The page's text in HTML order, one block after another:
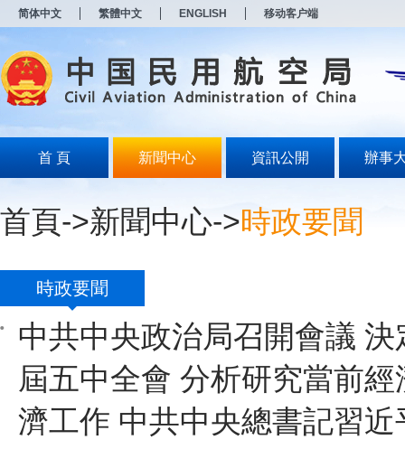
简体中文 繁體中文 ENGLISH 移动客户端
首 頁 新聞中心 資訊公開 辦事
首頁->新聞中心->時政要聞
時政要聞
中共中央政治局召開會議
屆五中全會 分析研究當前
濟工作 中共中央總書記習近
打
开
无
障
说
Alt
加
导